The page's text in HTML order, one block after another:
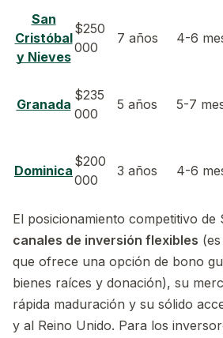
San
Cristóbal
y Nieves
$250
000
7 años 4-6
Granada
$235
000
5 años 5-7
Dominica
$200
000
3 años 4-6
El posicionamiento competitivo de
canales de inversión flexibles
que ofrece una opción de bono
bienes raíces y donación), su
rápida maduración y su sólido
y al Reino Unido. Para los